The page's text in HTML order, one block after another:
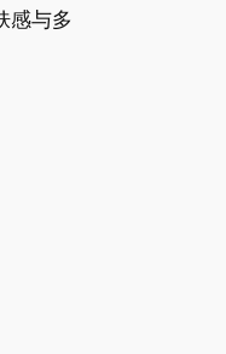
感与多